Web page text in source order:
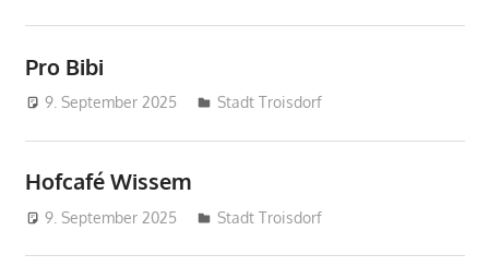
Pro Bibi
9. September 2025 treffpunkt
Stadt Troisdorf
Hofcafé Wissem
9. September 2025 treffpunkt
Stadt Troisdorf